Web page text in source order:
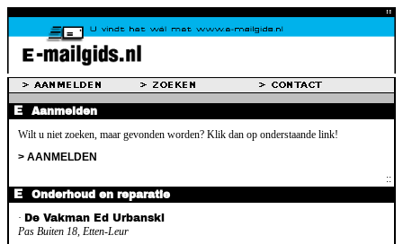
Aanmelden
Wilt u niet zoeken, maar gevonden worden? Klik dan op onderstaande link!
> AANMELDEN
Onderhoud en reparatie
· De Vakman Ed Urbanski
Pas Buiten 18, Etten-Leur